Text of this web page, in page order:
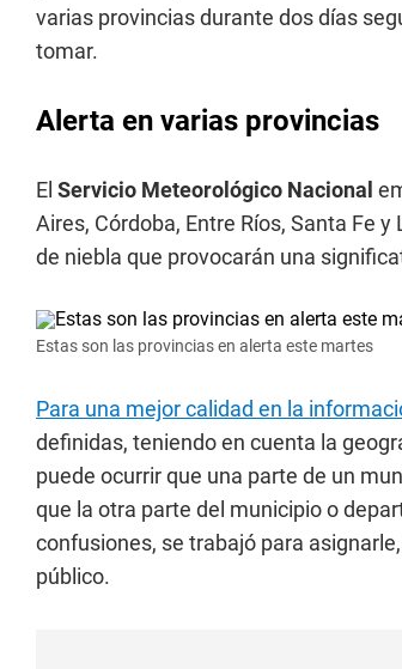
varias provincias durante dos días
tomar.
Alerta en varias provincias
El Servicio Meteorológico Nacional
Aires, Córdoba, Entre Ríos, Santa Fe
de niebla que provocarán una
Estas son las provincias en alerta este martes
Para una mejor calidad en la
definidas, teniendo en cuenta la
puede ocurrir que una parte de un
que la otra parte del municipio o
confusiones, se trabajó para
público.